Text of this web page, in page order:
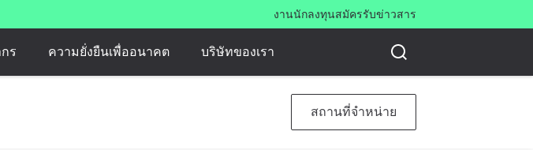
งานนักลงทุนสมัครรับข่าวสาร
ร ความยั่งยืนเพื่ออนาคต บริษัทของเรา
สถานที่จำหน่าย